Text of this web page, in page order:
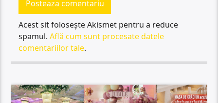
Acest sit folosește Akismet pentru a reduce
spamul.Află cum sunt procesate datele
comentariilor tale.